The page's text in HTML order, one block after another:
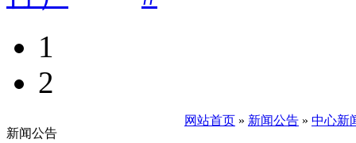
1
2
新闻公告
网站首页 » 新闻公告 » 中心新